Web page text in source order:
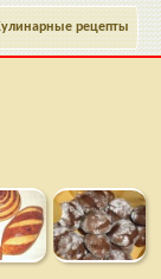
рецепты